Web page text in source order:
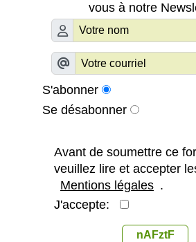
vous à notre
S'abonner
Se désabonner
Avant de soumettre ce
veuillez lire et accepter
Mentions légales .
J'accepte:
nAFztF